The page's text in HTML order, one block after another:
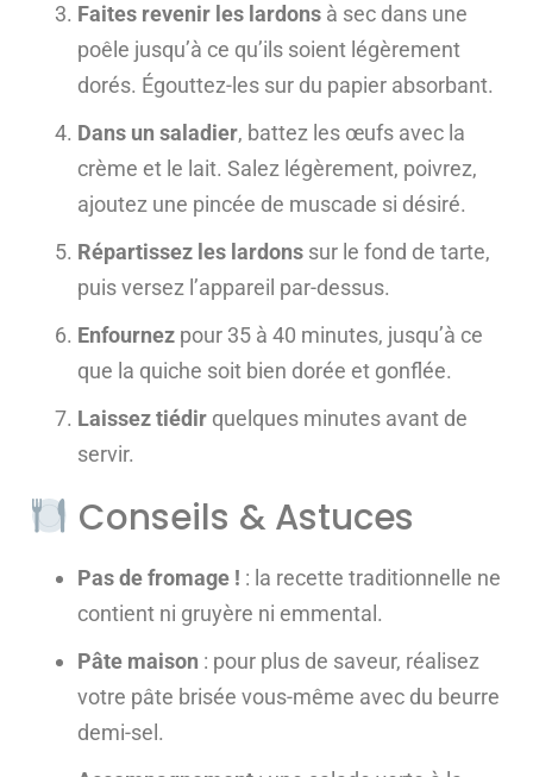
Faites revenir les lardons à sec dans une
poêle jusqu’à ce qu’ils soient légèrement
dorés. Égouttez-les sur du papier absorbant.
Dans un saladier, battez les œufs avec la
crème et le lait. Salez légèrement, poivrez,
ajoutez une pincée de muscade si désiré.
Répartissez les lardons sur le fond de tarte,
puis versez l’appareil par-dessus.
Enfournez pour 35 à 40 minutes, jusqu’à ce
que la quiche soit bien dorée et gonflée.
Laissez tiédir quelques minutes avant de
servir.
Conseils & Astuces
Pas de fromage ! : la recette traditionnelle ne
contient ni gruyère ni emmental.
Pâte maison : pour plus de saveur, réalisez
votre pâte brisée vous-même avec du beurre
demi-sel.